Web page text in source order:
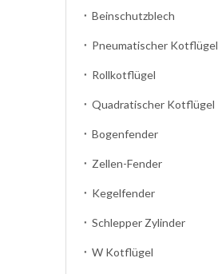
Beinschutzblech
Pneumatischer Kotflügel
Rollkotflügel
Quadratischer Kotflügel
Bogenfender
Zellen-Fender
Kegelfender
Schlepper Zylinder
W Kotflügel